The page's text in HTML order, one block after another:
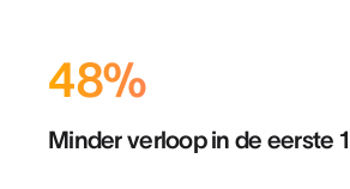
48%
Minder verloop in de eerste